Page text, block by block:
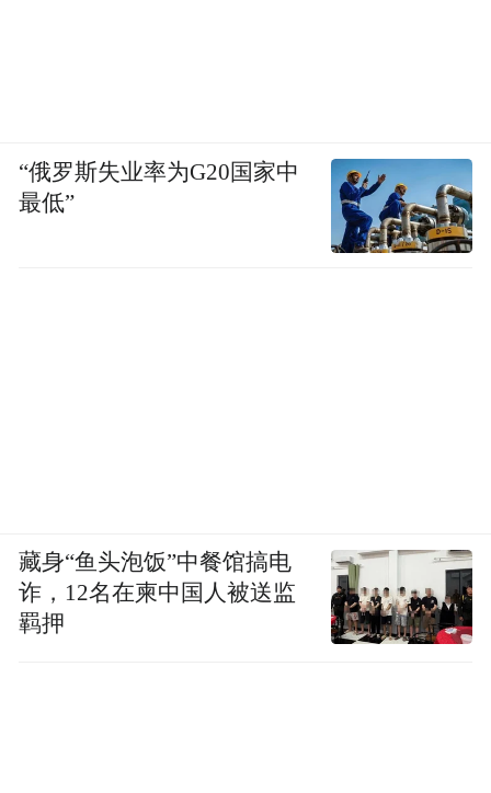
“俄罗斯失业率为G20国家中
最低”
藏身“鱼头泡饭”中餐馆搞电
诈，12名在柬中国人被送监
羁押